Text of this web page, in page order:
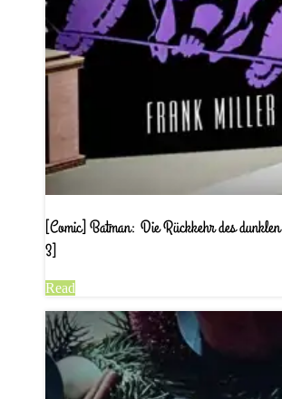
[Comic] Batman: Die Rückkehr des
3]
Read